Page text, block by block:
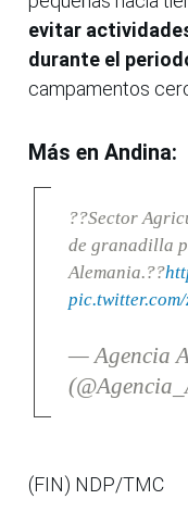
evitar
durante el
campamentos
Más en Andina:
??Sector
de granadilla
Alemania.??
— Agencia
(FIN) NDP/TMC